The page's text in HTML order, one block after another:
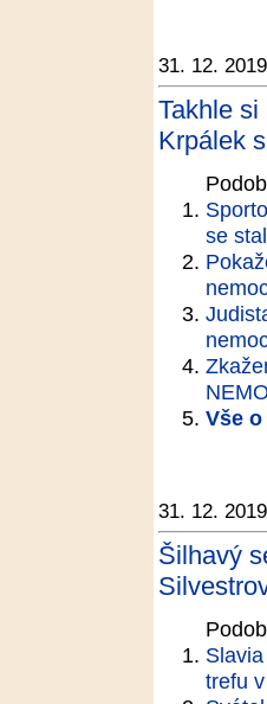
31. 12.
Takhle
Krpálek
se
Vše
31. 12.
Šilhavý
trefu